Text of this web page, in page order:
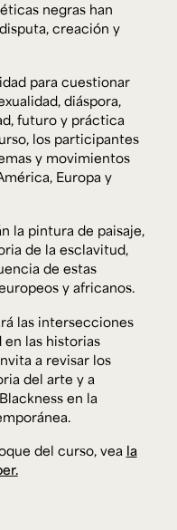
negras han
creación y
para cuestionar
diáspora,
futuro y práctica
los participantes
y movimientos
Europa y
la pintura de paisaje,
de la esclavitud,
de estas
y africanos.
las intersecciones
en las historias
a revisar los
del arte y a
Blacknessen la
del curso, vea la